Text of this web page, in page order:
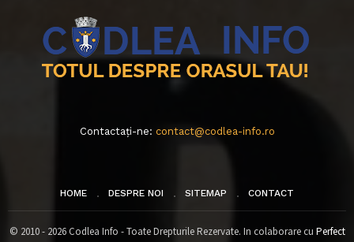
Contactați-ne: contact@codlea-info.ro
HOME DESPRE NOI SITEMAP CONTACT
© 2010 - 2026 Codlea Info - Toate Drepturile Rezervate. In colaborare cu Perfect